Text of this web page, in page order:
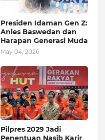
Presiden Idaman Gen Z:
Anies Baswedan dan
Harapan Generasi Muda
May 04, 2026
Pilpres 2029 Jadi
Penentuan Nasib Karir